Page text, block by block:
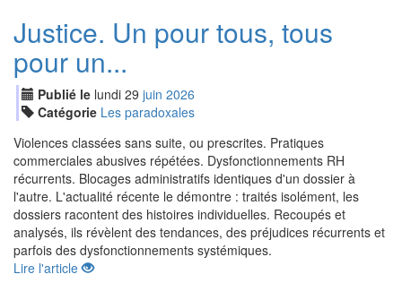
Justice. Un pour tous, tous
pour un...
Publié le lundi 29 juin 2026
Catégorie Les paradoxales
Violences classées sans suite, ou prescrites. Pratiques
commerciales abusives répétées. Dysfonctionnements RH
récurrents. Blocages administratifs identiques d'un dossier à
l'autre. L'actualité récente le démontre : traités isolément, les
dossiers racontent des histoires individuelles. Recoupés et
analysés, ils révèlent des tendances, des préjudices récurrents et
parfois des dysfonctionnements systémiques.
Lire l'article